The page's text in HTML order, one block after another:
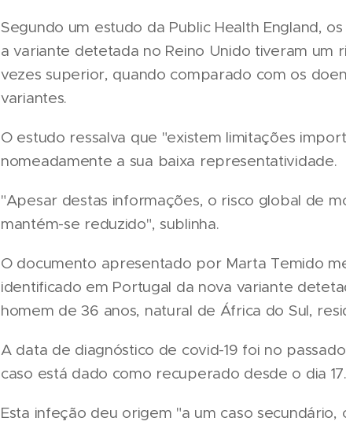
Segundo um estudo da Public Health England,
a variante detetada no Reino Unido tiveram um
vezes superior, quando comparado com os
variantes.
O estudo ressalva que "existem limitações
nomeadamente a sua baixa representatividade.
"Apesar destas informações, o risco global de
mantém-se reduzido", sublinha.
O documento apresentado por Marta Temido
identificado em Portugal da nova variante
homem de 36 anos, natural de África do Sul,
A data de diagnóstico de covid-19 foi no
caso está dado como recuperado desde o dia 17.
Esta infeção deu origem "a um caso